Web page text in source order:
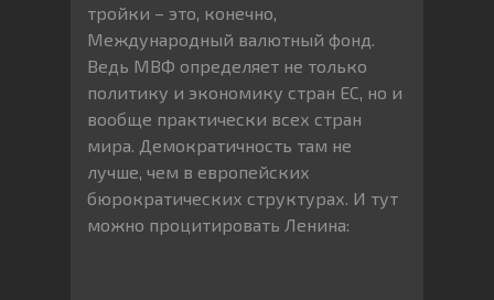
тройки – это, конечно,
Международный валютный фонд.
Ведь МВФ определяет не только
политику и экономику стран ЕС, но и
вообще практически всех стран
мира. Демократичность там не
лучше, чем в европейских
бюрократических структурах. И тут
можно процитировать Ленина: